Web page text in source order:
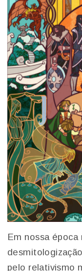
Em nossa época
pelo relativismo